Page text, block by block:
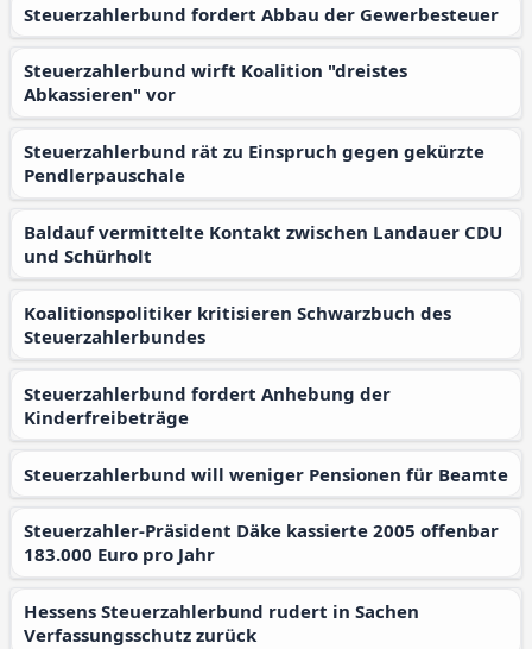
Steuerzahlerbund fordert Abbau der Gewerbesteuer
Steuerzahlerbund wirft Koalition "dreistes
Abkassieren" vor
Steuerzahlerbund rät zu Einspruch gegen gekürzte
Pendlerpauschale
Baldauf vermittelte Kontakt zwischen Landauer CDU
und Schürholt
Koalitionspolitiker kritisieren Schwarzbuch des
Steuerzahlerbundes
Steuerzahlerbund fordert Anhebung der
Kinderfreibeträge
Steuerzahlerbund will weniger Pensionen für Beamte
Steuerzahler-Präsident Däke kassierte 2005 offenbar
183.000 Euro pro Jahr
Hessens Steuerzahlerbund rudert in Sachen
Verfassungsschutz zurück